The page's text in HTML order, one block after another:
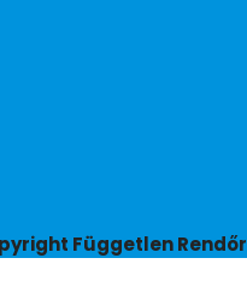
Független Rendőr